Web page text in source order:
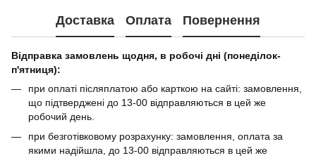
Доставка Оплата Повернення
Відправка замовлень щодня, в робочі дні (понеділок-
п'ятниця):
при оплаті післяплатою або карткою на сайті: замовлення,
що підтверджені до 13-00 відправляються в цей же
робочий день.
при безготівковому розрахунку: замовлення, оплата за
якими надійшла, до 13-00 відправляються в цей же